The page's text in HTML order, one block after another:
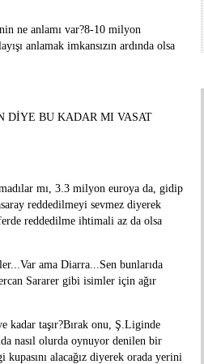
ne anlamı var?8-10 milyon
anlamak imkansızın ardında olsa
DİYE BU KADAR MI VASAT
mı, 3.3 milyon euroya da, gidip
reddedilmeyi sevmez diyerek
reddedilme ihtimali az da olsa
ama Diarra...Sen bunlarıda
Sararer gibi isimler için ağır
taşır?Bırak onu, Ş.Liginde
nasıl olurda oynuyor denilen bir
alacağız diyerek orada yerini